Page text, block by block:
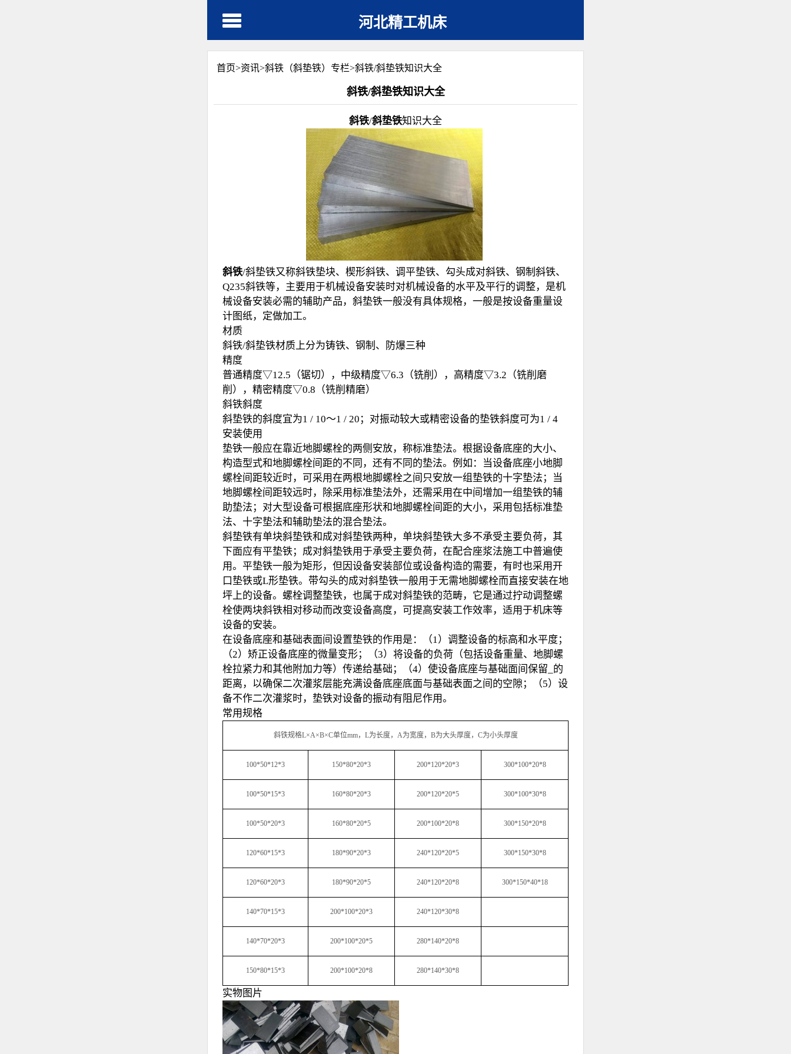
河北精工机床
首页>资讯>斜铁（斜垫铁）专栏>斜铁/斜垫铁知识大全
斜铁/斜垫铁知识大全
斜铁/斜垫铁知识大全
斜铁/斜垫铁又称斜铁垫块、楔形斜铁、调平垫铁、勾头成对斜铁、钢制斜铁、
Q235斜铁等，主要用于机械设备安装时对机械设备的水平及平行的调整，是机
械设备安装必需的辅助产品，斜垫铁一般没有具体规格，一般是按设备重量设
计图纸，定做加工。
材质
斜铁/斜垫铁材质上分为铸铁、钢制、防爆三种
精度
普通精度▽12.5（锯切），中级精度▽6.3（铣削），高精度▽3.2（铣削磨
削），精密精度▽0.8（铣削精磨）
斜铁斜度
斜垫铁的斜度宜为1 / 10～1 / 20；对振动较大或精密设备的垫铁斜度可为1 / 4
安装使用
垫铁一般应在靠近地脚螺栓的两侧安放，称标准垫法。根据设备底座的大小、
构造型式和地脚螺栓间距的不同，还有不同的垫法。例如：当设备底座小地脚
螺栓间距较近时，可采用在两根地脚螺栓之间只安放一组垫铁的十字垫法；当
地脚螺栓间距较远时，除采用标准垫法外，还需采用在中间增加一组垫铁的辅
助垫法；对大型设备可根据底座形状和地脚螺栓间距的大小，采用包括标准垫
法、十字垫法和辅助垫法的混合垫法。
斜垫铁有单块斜垫铁和成对斜垫铁两种，单块斜垫铁大多不承受主要负荷，其
下面应有平垫铁；成对斜垫铁用于承受主要负荷，在配合座浆法施工中普遍使
用。平垫铁一般为矩形，但因设备安装部位或设备构造的需要，有时也采用开
口垫铁或L形垫铁。带勾头的成对斜垫铁一般用于无需地脚螺栓而直接安装在地
坪上的设备。螺栓调整垫铁，也属于成对斜垫铁的范畴，它是通过拧动调整螺
栓使两块斜铁相对移动而改变设备高度，可提高安装工作效率，适用于机床等
设备的安装。
在设备底座和基础表面间设置垫铁的作用是：（1）调整设备的标高和水平度；
（2）矫正设备底座的微量变形；（3）将设备的负荷（包括设备重量、地脚螺
栓拉紧力和其他附加力等）传递给基础；（4）使设备底座与基础面间保留_的
距离，以确保二次灌浆层能充满设备底座底面与基础表面之间的空隙；（5）设
备不作二次灌浆时，垫铁对设备的振动有阻尼作用。
常用规格
斜铁规格L×A×B×C单位mm，L为长度，A为宽度，B为大头厚度，C为小头厚度
100*50*12*3 150*80*20*3 200*120*20*3 300*100*20*8
100*50*15*3 160*80*20*3 200*120*20*5 300*100*30*8
100*50*20*3 160*80*20*5 200*100*20*8 300*150*20*8
120*60*15*3 180*90*20*3 240*120*20*5 300*150*30*8
120*60*20*3 180*90*20*5 240*120*20*8 300*150*40*18
140*70*15*3 200*100*20*3 240*120*30*8
140*70*20*3 200*100*20*5 280*140*20*8
150*80*15*3 200*100*20*8 280*140*30*8
实物图片